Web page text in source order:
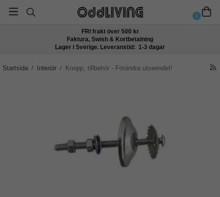
0
FRI frakt över 500 kr
Faktura, Swish & Kortbetalning
Lager i Sverige. Leveranstid: 1-3 dagar
Startsida / Interiör / Knopp, tillbehör - Förändra utseendet!